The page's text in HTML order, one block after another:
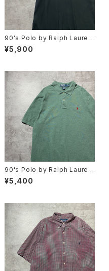
90's Polo by Ralph Lauren
ポロバイラルフローレン 刺繍
ワンポイント ポニー ブラッ
¥5,900
90's Polo by Ralph Lauren
ポロバイラルフローレン 刺繍
ワンポイント ポニー グリー
¥5,400